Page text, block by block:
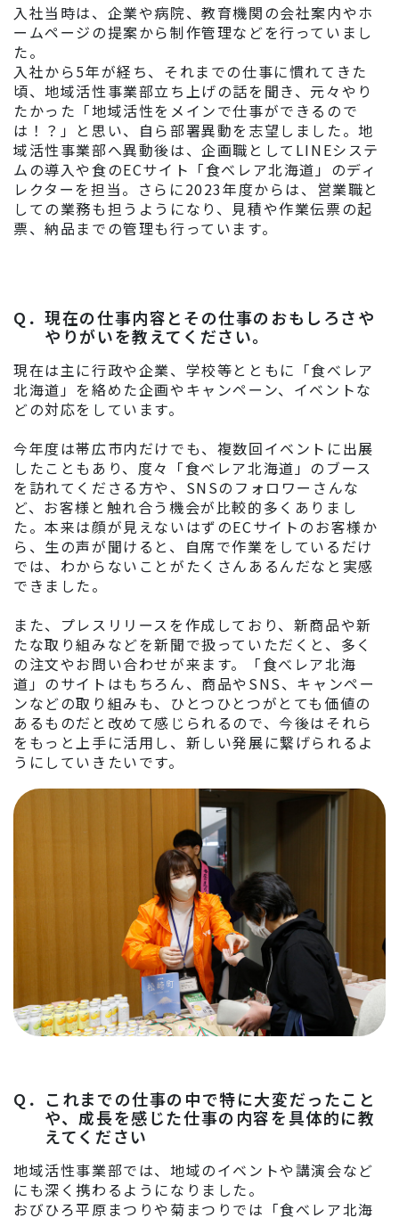
入社当時は、企業や病院、教育機関の会社案内やホ
ームページの提案から制作管理などを行っていまし
た。
入社から5年が経ち、それまでの仕事に慣れてきた
頃、地域活性事業部立ち上げの話を聞き、元々やり
たかった「地域活性をメインで仕事ができるので
は！？」と思い、自ら部署異動を志望しました。地
域活性事業部へ異動後は、企画職としてLINEシステ
ムの導入や食のECサイト「食べレア北海道」のディ
レクターを担当。さらに2023年度からは、営業職と
しての業務も担うようになり、見積や作業伝票の起
票、納品までの管理も行っています。
Q．現在の仕事内容とその仕事のおもしろさや
やりがいを教えてください。
現在は主に行政や企業、学校等とともに「食べレア
北海道」を絡めた企画やキャンペーン、イベントな
どの対応をしています。
今年度は帯広市内だけでも、複数回イベントに出展
したこともあり、度々「食べレア北海道」のブース
を訪れてくださる方や、SNSのフォロワーさんな
ど、お客様と触れ合う機会が比較的多くありまし
た。本来は顔が見えないはずのECサイトのお客様か
ら、生の声が聞けると、自席で作業をしているだけ
では、わからないことがたくさんあるんだなと実感
できました。
また、プレスリリースを作成しており、新商品や新
たな取り組みなどを新聞で扱っていただくと、多く
の注文やお問い合わせが来ます。「食べレア北海
道」のサイトはもちろん、商品やSNS、キャンペー
ンなどの取り組みも、ひとつひとつがとても価値の
あるものだと改めて感じられるので、今後はそれら
をもっと上手に活用し、新しい発展に繋げられるよ
うにしていきたいです。
Q． これまでの仕事の中で特に大変だったこと
や、成長を感じた仕事の内容を具体的に教
えてください
地域活性事業部では、地域のイベントや講演会など
にも深く携わるようになりました。
おびひろ平原まつりや菊まつりでは「食べレア北海